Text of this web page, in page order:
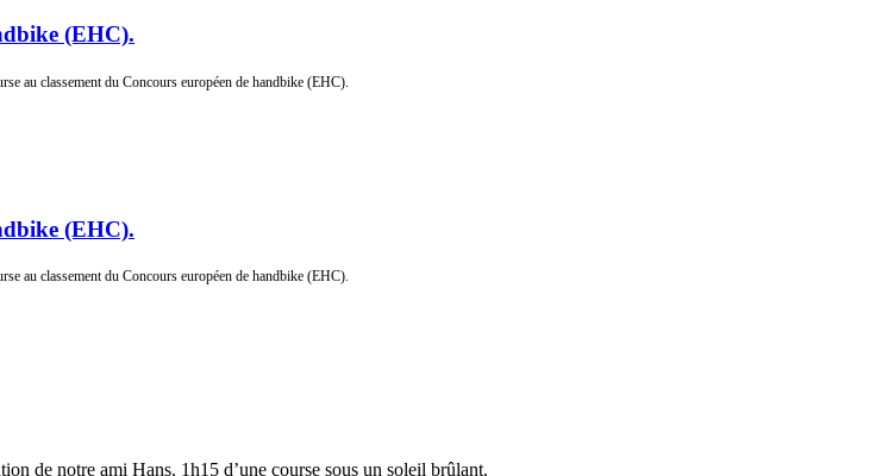
(EHC).
au classement du Concours européen de handbike (EHC).
(EHC).
au classement du Concours européen de handbike (EHC).
de notre ami Hans. 1h15 d’une course sous un soleil brûlant.